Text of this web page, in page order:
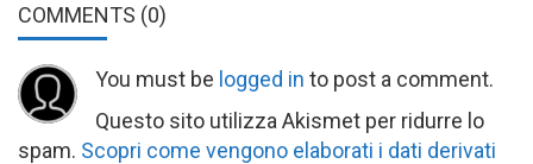
COMMENTS (0)
You must be logged in to post a comment.
Questo sito utilizza Akismet per ridurre lo
spam. Scopri come vengono elaborati i dati derivati